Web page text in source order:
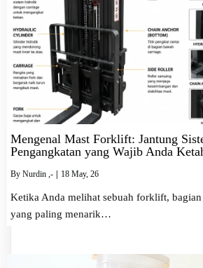
Mengenal Mast Forklift: Jantung
Pengangkatan yang Wajib Anda
By Nurdin ,- 18 May, 26
Ketika Anda melihat sebuah forklift, bagian
yang paling menarik…